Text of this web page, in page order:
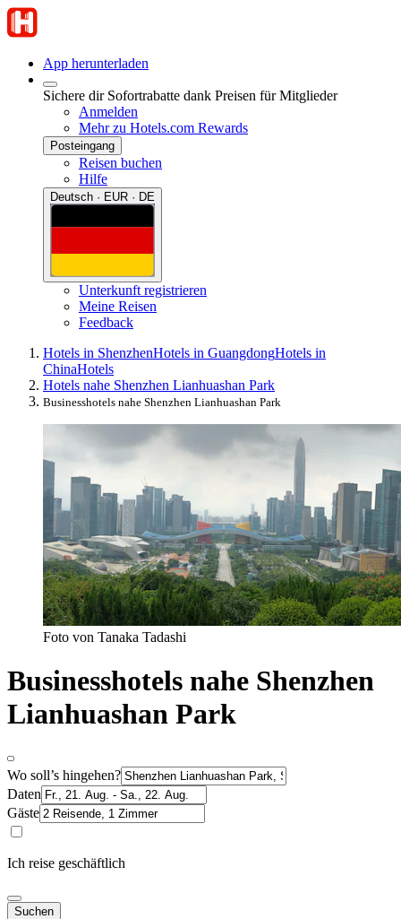
App herunterladen
Sichere dir Sofortrabatte dank Preisen für Mitglieder
Anmelden
Mehr zu Hotels.com Rewards
Posteingang
Reisen buchen
Hilfe
Deutsch · EUR · DE
Unterkunft registrieren
Meine Reisen
Feedback
Hotels in ShenzhenHotels in GuangdongHotels in
ChinaHotels
Hotels nahe Shenzhen Lianhuashan Park
Businesshotels nahe Shenzhen Lianhuashan Park
Foto von Tanaka Tadashi
Businesshotels nahe Shenzhen
Lianhuashan Park
Wo soll’s hingehen?
Daten
Gäste
Ich reise geschäftlich
Suchen